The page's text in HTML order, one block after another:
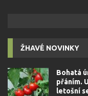
ŽHAVÉ NOVINKY
Bohatá
přáním.
letošní